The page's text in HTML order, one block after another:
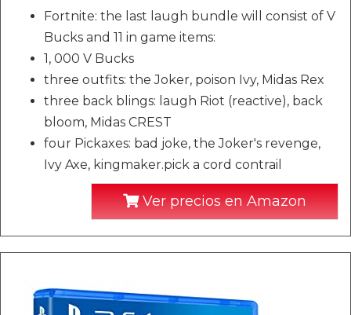
Fortnite: the last laugh bundle will consist of V
Bucks and 11 in game items:
1, 000 V Bucks
three outfits: the Joker, poison Ivy, Midas Rex
three back blings: laugh Riot (reactive), back
bloom, Midas CREST
four Pickaxes: bad joke, the Joker's revenge,
Ivy Axe, kingmaker.pick a cord contrail
Ver precios en Amazon